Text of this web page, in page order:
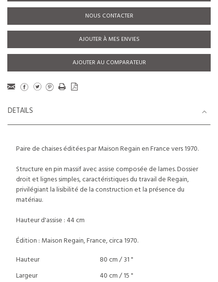
NOUS CONTACTER
AJOUTER À MES ENVIES
AJOUTER AU COMPARATEUR
DETAILS
Paire de chaises éditées par Maison Regain en France vers 1970.
Structure en pin massif avec assise composée de lames. Dossier
droit et lignes simples, caractéristiques du travail de Regain,
privilégiant la lisibilité de la construction et la présence du
matériau.
Hauteur d'assise : 44 cm
Édition : Maison Regain, France, circa 1970.
Hauteur
80 cm / 31 "
Largeur
40 cm / 15 "